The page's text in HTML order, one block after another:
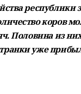
республики
коров
Половина из
уже